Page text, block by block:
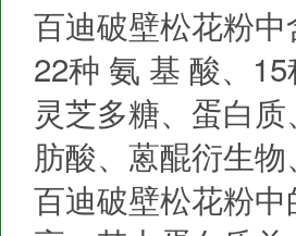
百迪破壁松花粉
22种 氨 基 酸、
灵芝多糖、蛋白
肪酸、蒽醌衍生
百迪破壁松花粉